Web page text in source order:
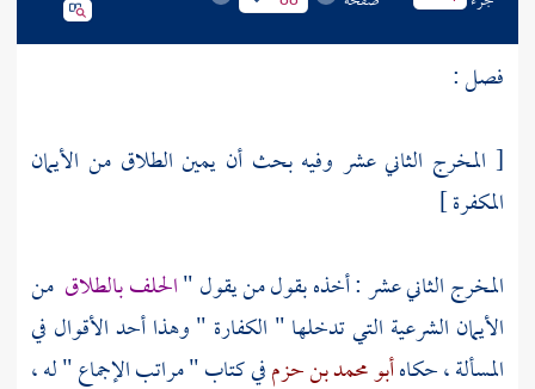
فصل :
[ المخرج الثاني عشر وفيه بحث أن يمين الطلاق من الأيمان
المكفرة ]
المخرج الثاني عشر : أخذه بقول من يقول "الحلف بالطلاق من
الأيمان الشرعية التي تدخلها " الكفارة " وهذا أحد الأقوال في
المسألة ، حكاهأبو محمد بن حزمفي كتاب " مراتب الإجماع " له ،